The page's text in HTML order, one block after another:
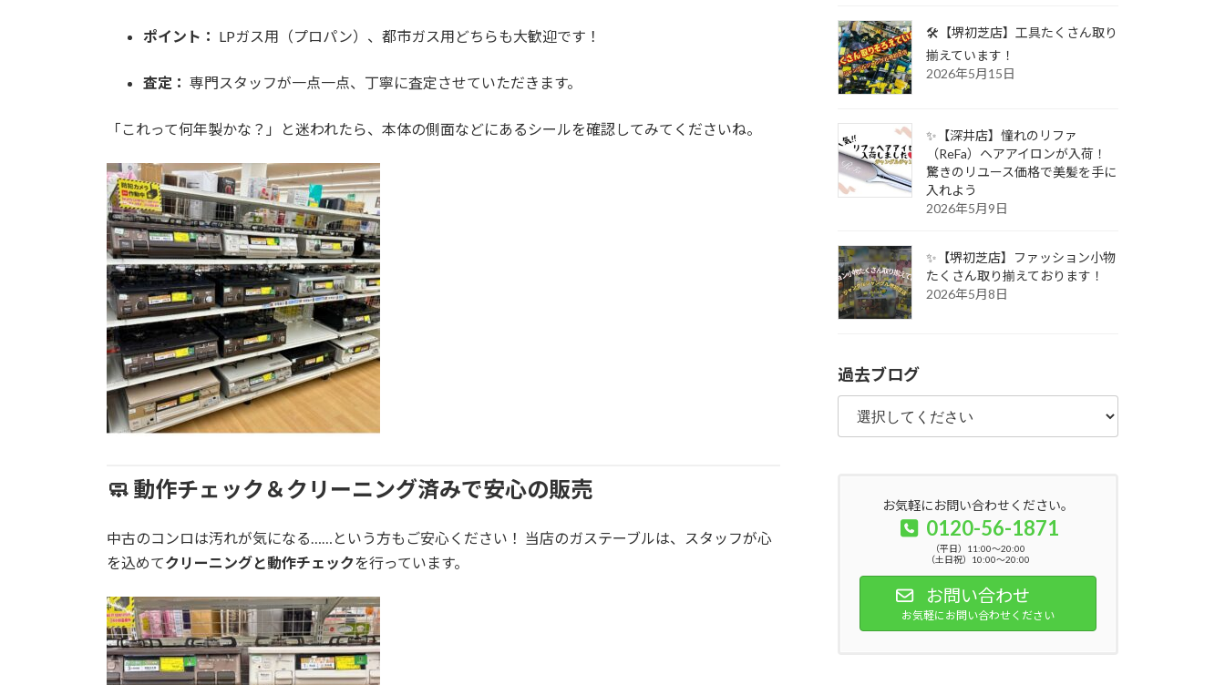
ポイント： LPガス用（プロパン）、都市ガス用どちらも大歓迎です！
査定： 専門スタッフが一点一点、丁寧に査定させていただきます。
「これって何年製かな？」と迷われたら、本体の側面などにあるシールを確認してみてくださいね。
🧼 動作チェック＆クリーニング済みで安心の販売
中古のコンロは汚れが気になる……という方もご安心ください！ 当店のガステーブルは、スタッフが心
を込めてクリーニングと動作チェックを行っています。
🛠️【堺初芝店】工具たくさん取り
揃えています！
2026年5月15日
✨【深井店】憧れのリファ
（ReFa）ヘアアイロンが入荷！
驚きのリユース価格で美髪を手に
入れよう
2026年5月9日
✨【堺初芝店】ファッション小物
たくさん取り揃えております！
2026年5月8日
過去ブログ
お気軽にお問い合わせください。
0120-56-1871
（平日）11:00～20:00
（土日祝）10:00～20:00
お問い合わせ
お気軽にお問い合わせください